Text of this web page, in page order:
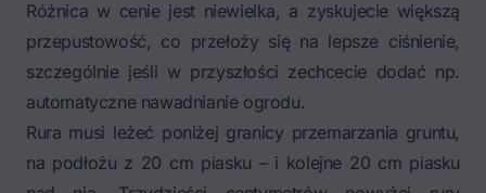
Różnica w cenie jest niewielka, a zyskujecie większą
przepustowość, co przełoży się na lepsze ciśnienie,
szczególnie jeśli w przyszłości zechcecie dodać np.
automatyczne nawadnianie ogrodu.
Rura musi leżeć poniżej granicy przemarzania gruntu,
na podłożu z 20 cm piasku – i kolejne 20 cm piasku